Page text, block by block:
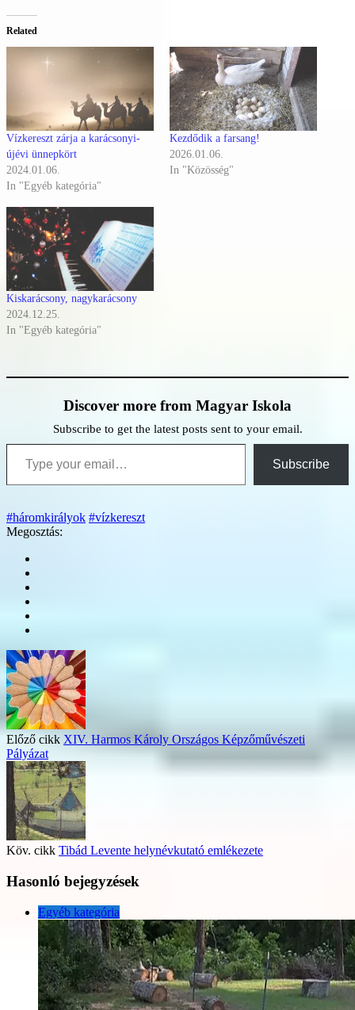
Related
Vízkereszt zárja a karácsonyi-
újévi ünnepkört
2024.01.06.
In "Egyéb kategória"
Kezdődik a farsang!
2026.01.06.
In "Közösség"
Kiskarácsony, nagykarácsony
2024.12.25.
In "Egyéb kategória"
Discover more from Magyar Iskola
Subscribe to get the latest posts sent to your email.
Type your email…
Subscribe
#háromkirályok #vízkereszt
Megosztás:
Előző cikk XIV. Harmos Károly Országos Képzőművészeti
Pályázat
Köv. cikk Tibád Levente helynévkutató emlékezete
Hasonló bejegyzések
Egyéb kategória